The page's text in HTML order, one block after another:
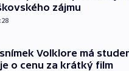
zájmu
Volklore má
o cenu za krátký film